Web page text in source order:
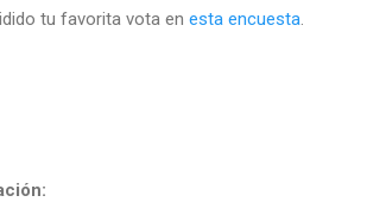
tu favorita vota en esta encuesta